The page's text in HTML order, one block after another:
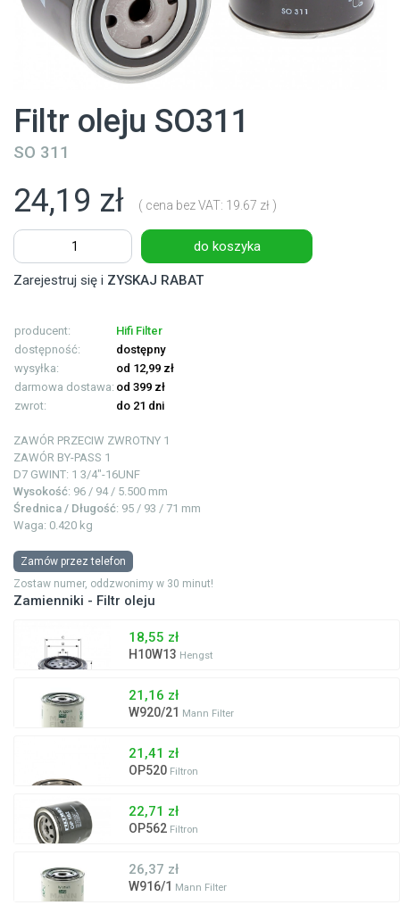
Filtr oleju SO311
SO 311
24,19 zł ( cena bez VAT: 19.67 zł )
do koszyka
Zarejestruj się i ZYSKAJ RABAT
producent:
Hifi Filter
dostępność:
dostępny
wysyłka:
od 12,99 zł
darmowa dostawa: od 399 zł
zwrot:
do 21 dni
ZAWÓR PRZECIW ZWROTNY 1
ZAWÓR BY-PASS 1
D7 GWINT: 1 3/4"-16UNF
Wysokość: 96 / 94 / 5.500 mm
Średnica / Długość: 95 / 93 / 71 mm
Waga: 0.420 kg
Zamów przez telefon
Zostaw numer, oddzwonimy w 30 minut!
Zamienniki - Filtr oleju
18,55 zł
H10W13 Hengst
21,16 zł
W920/21 Mann Filter
21,41 zł
OP520 Filtron
22,71 zł
OP562 Filtron
26,37 zł
W916/1 Mann Filter